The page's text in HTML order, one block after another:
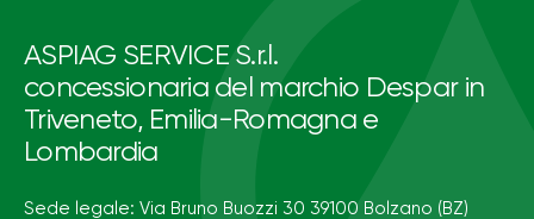
ASPIAG SERVICE S.r.l.
concessionaria del marchio Despar in
Triveneto, Emilia-Romagna e
Lombardia
Sede legale: Via Bruno Buozzi 30 39100 Bolzano (BZ)